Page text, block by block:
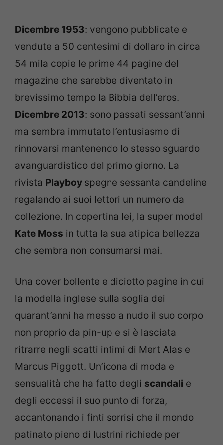
Dicembre 1953: vengono pubblicate e
vendute a 50 centesimi di dollaro in circa
54 mila copie le prime 44 pagine del
magazine che sarebbe diventato in
brevissimo tempo la Bibbia dell’eros.
Dicembre 2013: sono passati sessant’anni
ma sembra immutato l’entusiasmo di
rinnovarsi mantenendo lo stesso sguardo
avanguardistico del primo giorno. La
rivista Playboy spegne sessanta candeline
regalando ai suoi lettori un numero da
collezione. In copertina lei, la super model
Kate Moss in tutta la sua atipica bellezza
che sembra non consumarsi mai.
Una cover bollente e diciotto pagine in cui
la modella inglese sulla soglia dei
quarant’anni ha messo a nudo il suo corpo
non proprio da pin-up e si è lasciata
ritrarre negli scatti intimi di Mert Alas e
Marcus Piggott. Un’icona di moda e
sensualità che ha fatto degli scandali e
degli eccessi il suo punto di forza,
accantonando i finti sorrisi che il mondo
patinato pieno di lustrini richiede per